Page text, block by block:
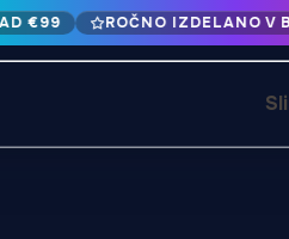
naročila nad €99
v 1-7 dneh po vsej EU
vrhunski materiali
€99 ROČNO IZDELANO V